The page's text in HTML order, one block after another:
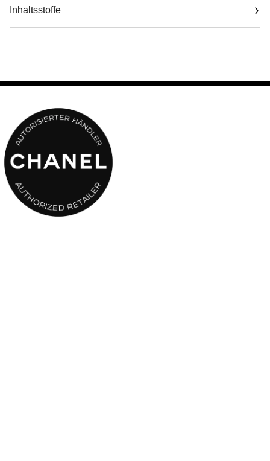
Kornblumenwasser, die für ihre beruhigenden Eigenschaften
bekannt sind, und eine Phase aus hochreinen Ölen, die Make-up
entfernen, ohne ölige Rückstände zu hinterlassen.
zu verbinden.
entfernen.
Auf den Wimpern vom Ansatz zu den Spitzen streichen. Bei
Bedarf das Wattepad einige Sekunden auf den Wimpern ruhen
lassen.
DÉMAQUILLANT YEUX INTENSE ist auch für das Entfernen von
Lippen-Make-up geeignet.
Inhaltsstoffe